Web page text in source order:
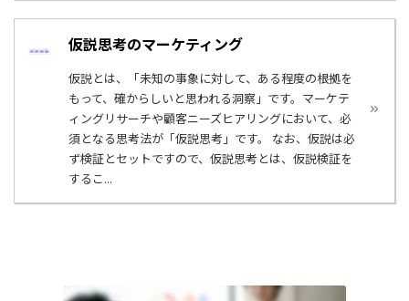
仮説思考のマーケティング
仮説とは、「未知の事象に対して、ある程度の根拠を
もって、確からしいと思われる洞察」です。マーケテ
ィングリサーチや顧客ニーズヒアリングにおいて、必
須となる思考法が「仮説思考」です。 なお、仮説は必
ず検証とセットですので、仮説思考とは、仮説検証を
するこ...